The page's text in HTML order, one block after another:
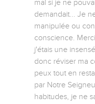
mal si je ne
demandait... Je
manipulée ou
conscience.
j'étais une
donc réviser ma
peux tout en
par Notre
habitudes, je ne